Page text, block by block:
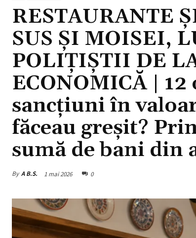
RESTAURANTE
SUS ȘI MOISEI,
POLIȚIȘTII DE
ECONOMICĂ |
sancțiuni în
făceau greșit?
sumă de bani din
By A B.S. 1 mai 2026 0